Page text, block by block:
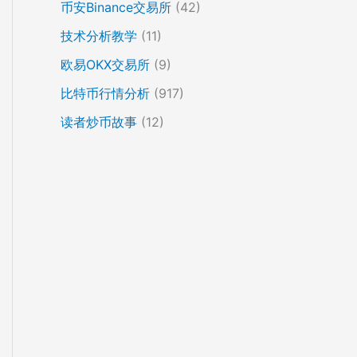
币安Binance交易所 (42)
技术分析教学 (11)
欧易OKX交易所 (9)
比特币行情分析 (917)
读者炒币故事 (12)